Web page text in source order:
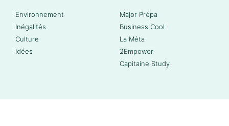
Environnement
Inégalités
Culture
Idées
Major Prépa
Business Cool
La Méta
2Empower
Capitaine Study